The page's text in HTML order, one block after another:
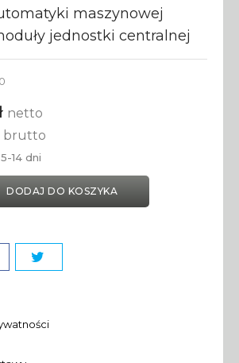
maszynowej
jednostki centralnej
netto
brutto
14 dni
DODAJ DO KOSZYKA